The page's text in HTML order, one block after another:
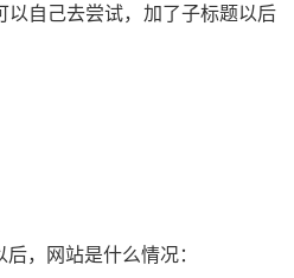
以自己去尝试，加了子标题以后
，网站是什么情况：